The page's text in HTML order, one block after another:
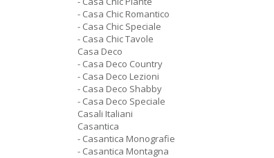
- Casa Chic Romantico
- Casa Chic Speciale
- Casa Chic Tavole
Casa Deco
- Casa Deco Country
- Casa Deco Lezioni
- Casa Deco Shabby
- Casa Deco Speciale
Casali Italiani
Casantica
- Casantica Monografie
- Casantica Montagna